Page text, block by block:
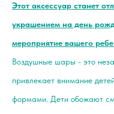
Этот аксессуар станет
украшением на день
мероприятие вашего
Воздушные шары - это
привлекает внимание
формами. Дети обожают